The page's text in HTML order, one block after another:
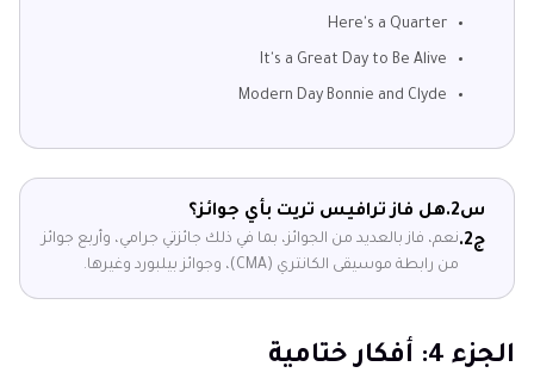
Here's a Quarter
It's a Great Day to Be Alive
Modern Day Bonnie and Clyde
س2.
هل فاز ترافيس تريت بأي جوائز؟
ج2.
نعم، فاز بالعديد من الجوائز، بما في ذلك جائزتي جرامي، وأربع جوائز
من رابطة موسيقى الكانتري (CMA)، وجوائز بيلبورد وغيرها.
الجزء 4: أفكار ختامية